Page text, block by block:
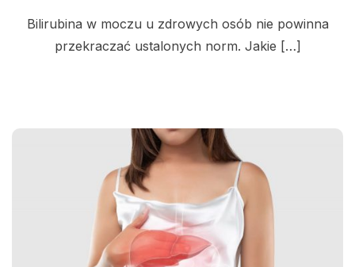
Bilirubina w moczu u zdrowych osób nie powinna
przekraczać ustalonych norm. Jakie […]